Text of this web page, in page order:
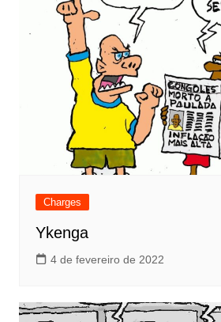
Charges
Ykenga
4 de fevereiro de 2022